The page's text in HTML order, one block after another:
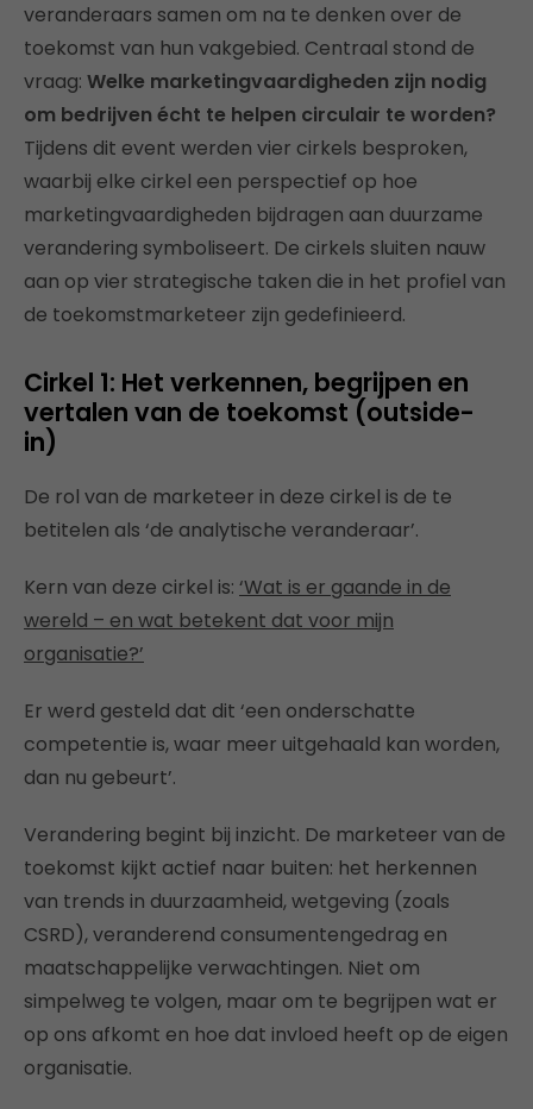
veranderaars samen om na te denken over de
toekomst van hun vakgebied. Centraal stond de
vraag: Welke marketingvaardigheden zijn nodig
om bedrijven écht te helpen circulair te worden?
Tijdens dit event werden vier cirkels besproken,
waarbij elke cirkel een perspectief op hoe
marketingvaardigheden bijdragen aan duurzame
verandering symboliseert. De cirkels sluiten nauw
aan op vier strategische taken die in het profiel van
de toekomstmarketeer zijn gedefinieerd.
Cirkel 1: Het verkennen, begrijpen en
vertalen van de toekomst (outside-
in)
De rol van de marketeer in deze cirkel is de te
betitelen als ‘de analytische veranderaar’.
Kern van deze cirkel is: ‘Wat is er gaande in de
wereld – en wat betekent dat voor mijn
organisatie?’
Er werd gesteld dat dit ‘een onderschatte
competentie is, waar meer uitgehaald kan worden,
dan nu gebeurt’.
Verandering begint bij inzicht. De marketeer van de
toekomst kijkt actief naar buiten: het herkennen
van trends in duurzaamheid, wetgeving (zoals
CSRD), veranderend consumentengedrag en
maatschappelijke verwachtingen. Niet om
simpelweg te volgen, maar om te begrijpen wat er
op ons afkomt en hoe dat invloed heeft op de eigen
organisatie.